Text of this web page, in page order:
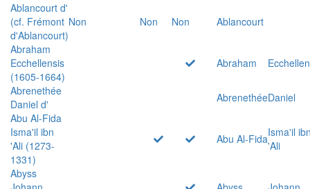
Ablancourt d'
(cf. Frémont
d'Ablancourt)
Non Non Non
Ablancourt
Abraham
Ecchellensis
(1605-1664)
Abraham
Abrenethée
Daniel d'
AbrenethéeDaniel
Abu Al-Fida
Isma'il ibn
'Ali (1273-
1331)
Abu Al-FidaIsma'il
'Ali
Abyss